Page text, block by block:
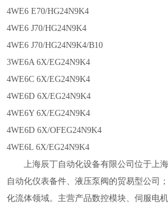
4WE6 E70/HG24N9K4
4WE6 J70/HG24N9K4
4WE6 J70/HG24N9K4/B10
3WE6A 6X/EG24N9K4
4WE6C 6X/EG24N9K4
4WE6D 6X/EG24N9K4
4WE6Y 6X/EG24N9K4
4WE6D 6X/OFEG24N9K4
4WE6L 6X/EG24N9K4
上海辰丁自动化设备有限公司位于上
自动化仪表备件、液压泵阀的贸易型公司
化流体领域。主营产品数控模块、伺服电